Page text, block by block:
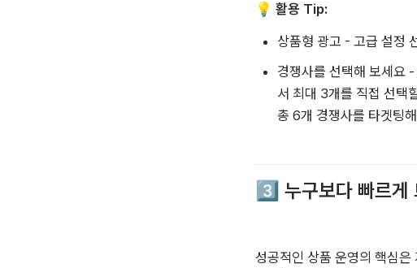
💡 활용 Tip:
상품형 광고 - 고급 설정
경쟁사를 선택해 보세요
서 최대 3개를 직접 선택
총 6개 경쟁사를 타겟팅
3️⃣ 누구보다 빠르게
성공적인 상품 운영의 핵심